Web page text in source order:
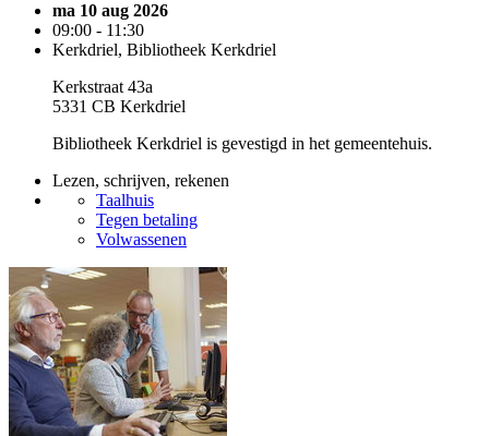
ma 10 aug 2026
09:00 - 11:30
Kerkdriel, Bibliotheek Kerkdriel
Kerkstraat 43a
5331 CB Kerkdriel
Bibliotheek Kerkdriel is gevestigd in het gemeentehuis.
Lezen, schrijven, rekenen
Taalhuis
Tegen betaling
Volwassenen